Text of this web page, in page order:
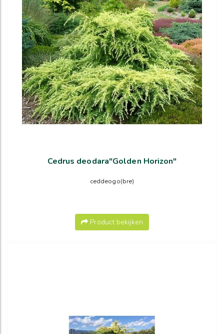
Cedrus deodara"Golden Horizon"
ceddeogo(bre)
Product bekijken